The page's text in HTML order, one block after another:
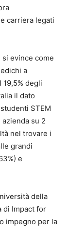
carriera legati
si evince come
a
degli
il dato
STEM
azienda su 2
nel trovare i
grandi
e
della
di Impact for
impegno per la